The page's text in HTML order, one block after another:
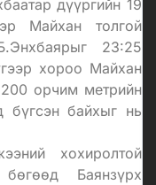
дүүргийн 19
Майхан толгой
23:25
хороо Майхан
200 орчим метрийн
бүгсэн байхыг нь
хохиролтой
Баянзүрх